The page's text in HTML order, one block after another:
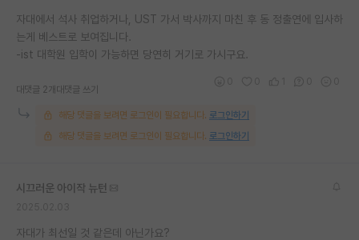
자대에서 석사 취업하거나, UST 가서 박사까지 마친 후 동 정출연에 입사하
는게 베스트로 보여집니다.
-ist 대학원 입학이 가능하면 당연히 거기로 가시구요.
대댓글 2개 대댓글 쓰기
해당 댓글을 보려면 로그인이 필요합니다. 로그인하기
해당 댓글을 보려면 로그인이 필요합니다. 로그인하기
시끄러운 아이작 뉴턴
자대가 최선일 것 같은데 아닌가요?